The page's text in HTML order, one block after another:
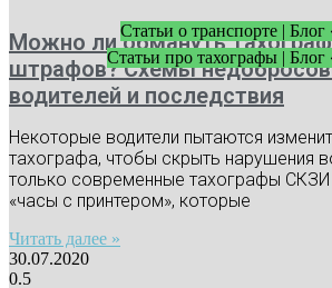
Статьи о транспорте |
Статьи про тахографы |
Можно ли обмануть
штрафов? Схемы
водителей и последствия
Некоторые водители пытаются
тахографа, чтобы скрыть нарушения
только современные тахографы СКЗИ
«часы с принтером», которые
Читать далее »
30.07.2020